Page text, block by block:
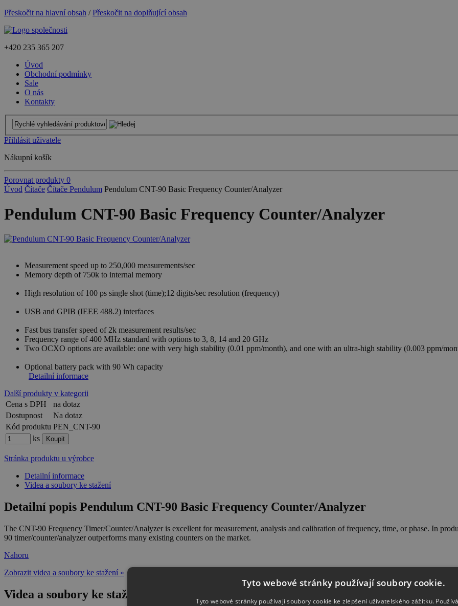
Přeskočit na hlavní obsah /Přeskočit na doplňující obsah
+420 235 365 207
Úvod
Obchodní podmínky
Sale
O nás
Kontakty
Přihlásit uživatele
Nákupní košík
Porovnat produkty 0
Úvod Čítače Čítače Pendulum Pendulum CNT-90 Basic Frequency Counter/Analyzer
Pendulum CNT-90 Basic Frequency Counter/Analyzer
Measurement speed up to 250,000 measurements/sec
Memory depth of 750k to internal memory
High resolution of 100 ps single shot (time);12 digits/sec resolution (frequency)
USB and GPIB (IEEE 488.2) interfaces
Fast bus transfer speed of 2k measurement results/sec
Frequency range of 400 MHz standard with options to 3, 8, 14 and 20 GHz
Two OCXO options are available: one with very high stability (0.01 ppm/month), and one with an ultra-high stability (0.003 ppm/
Optional battery pack with 90 Wh capacity
Detailní informace
Další produkty v kategorii
Cena s DPH
na dotaz
Dostupnost
Na dotaz
Kód produktu PEN_CNT-90
ks
Stránka produktu u výrobce
Detailní informace
Videa a soubory ke stažení
Detailní popis Pendulum CNT-90 Basic Frequency Counter/Analyzer
The CNT-90 Frequency Timer/Counter/Analyzer is excellent for measurement, analysis and calibration of frequency, time, or phase. In
90 timer/counter/analyzer outperforms many existing counters on the market.
Nahoru
Zobrazit videa a soubory ke stažení »
Videa a soubory ke stažení Pendulum CNT-90 Basic Frequency Counter/Analyzer
Tyto webové stránky používají soubory cookie.
Tyto webové stránky používají soubory cookie ke zlepšení uživatelského zážitku.